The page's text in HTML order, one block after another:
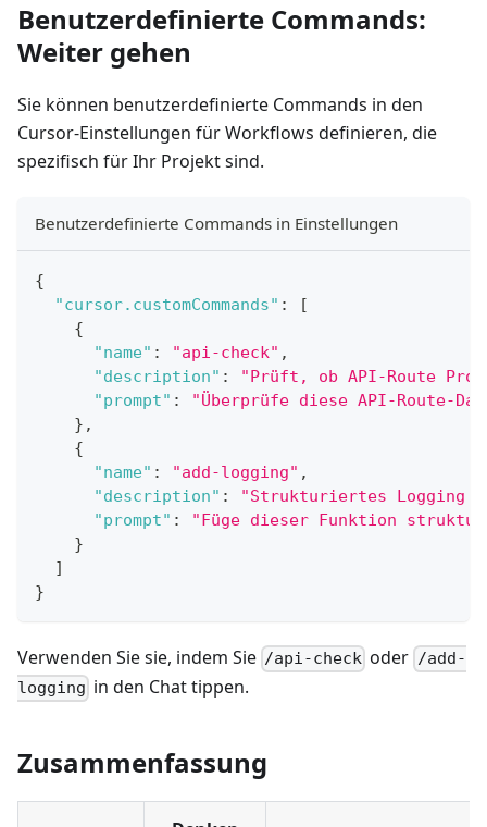
Benutzerdefinierte Commands:
Weiter gehen
Sie können benutzerdefinierte Commands in den
Cursor-Einstellungen für Workflows definieren, die
spezifisch für Ihr Projekt sind.
Benutzerdefinierte Commands in Einstellungen
{
"cursor.customCommands" :
[
{
"name" : "api-check" ,
"description" :
"Prüft, ob API-Route
"prompt" :
"Überprüfe diese API-Route-
} ,
{
"name" : "add-logging" ,
"description" :
"Strukturiertes Logging
"prompt" :
"Füge dieser Funktion
}
]
}
Verwenden Sie sie, indem Sie /api-check oder /add-
logging in den Chat tippen.
Zusammenfassung